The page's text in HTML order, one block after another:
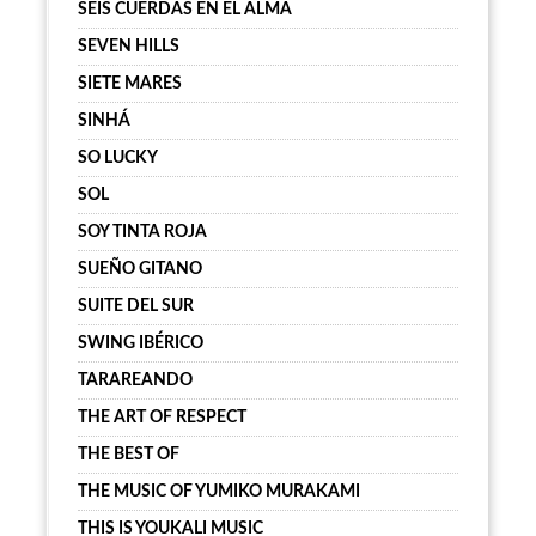
SEIS CUERDAS EN EL ALMA
SEVEN HILLS
SIETE MARES
SINHÁ
SO LUCKY
SOL
SOY TINTA ROJA
SUEÑO GITANO
SUITE DEL SUR
SWING IBÉRICO
TARAREANDO
THE ART OF RESPECT
THE BEST OF
THE MUSIC OF YUMIKO MURAKAMI
THIS IS YOUKALI MUSIC